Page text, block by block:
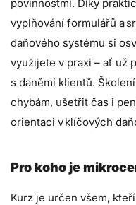
povinnostmi. Díky
vyplňování formulářů a
daňového systému si
využijete v praxi – ať už
s daněmi klientů.
chybám, ušetřit čas i
orientaci v klíčových
Pro koho je
Kurz je určen všem,